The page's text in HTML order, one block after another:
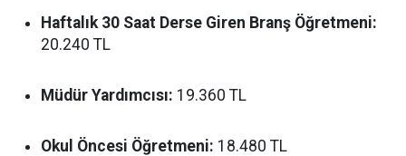
Haftalık 30 Saat Derse Giren Branş Öğretmeni:
20.240 TL
Müdür Yardımcısı: 19.360 TL
Okul Öncesi Öğretmeni: 18.480 TL